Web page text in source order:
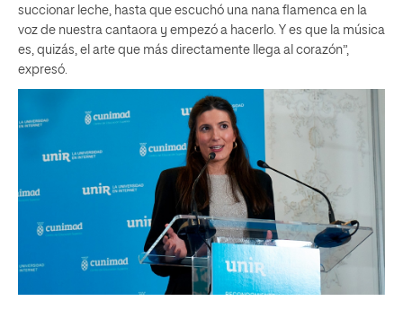
succionar leche, hasta que escuchó una nana flamenca en la
voz de nuestra cantaora y empezó a hacerlo. Y es que la música
es, quizás, el arte que más directamente llega al corazón”,
expresó.